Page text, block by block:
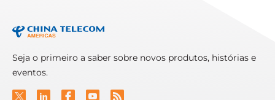
Seja o primeiro a saber sobre novos produtos, histórias e
eventos.